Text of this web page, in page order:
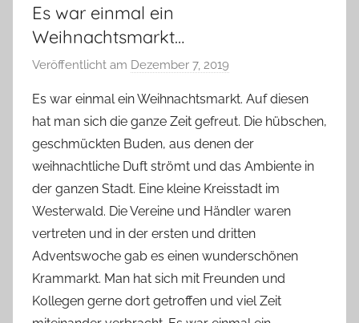
Es war einmal ein
Weihnachtsmarkt…
Veröffentlicht am Dezember 7, 2019
n
Y
v
o
n
n
e
Es war einmal ein Weihnachtsmarkt. Auf diesen
hat man sich die ganze Zeit gefreut. Die hübschen,
geschmückten Buden, aus denen der
weihnachtliche Duft strömt und das Ambiente in
der ganzen Stadt. Eine kleine Kreisstadt im
Westerwald. Die Vereine und Händler waren
vertreten und in der ersten und dritten
Adventswoche gab es einen wunderschönen
Krammarkt. Man hat sich mit Freunden und
Kollegen gerne dort getroffen und viel Zeit